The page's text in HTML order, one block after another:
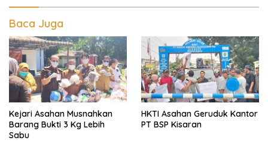
Baca Juga
Kejari Asahan Musnahkan
Barang Bukti 3 Kg Lebih
Sabu
HKTI Asahan Geruduk Kantor
PT BSP Kisaran